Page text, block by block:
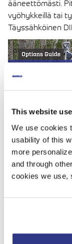
This website
We use cookies
usability of this
more
and through
cookies we use,
ääneettömästi.
vyöhykkeillä tai
Täyssähköinen
Explore RXT/E